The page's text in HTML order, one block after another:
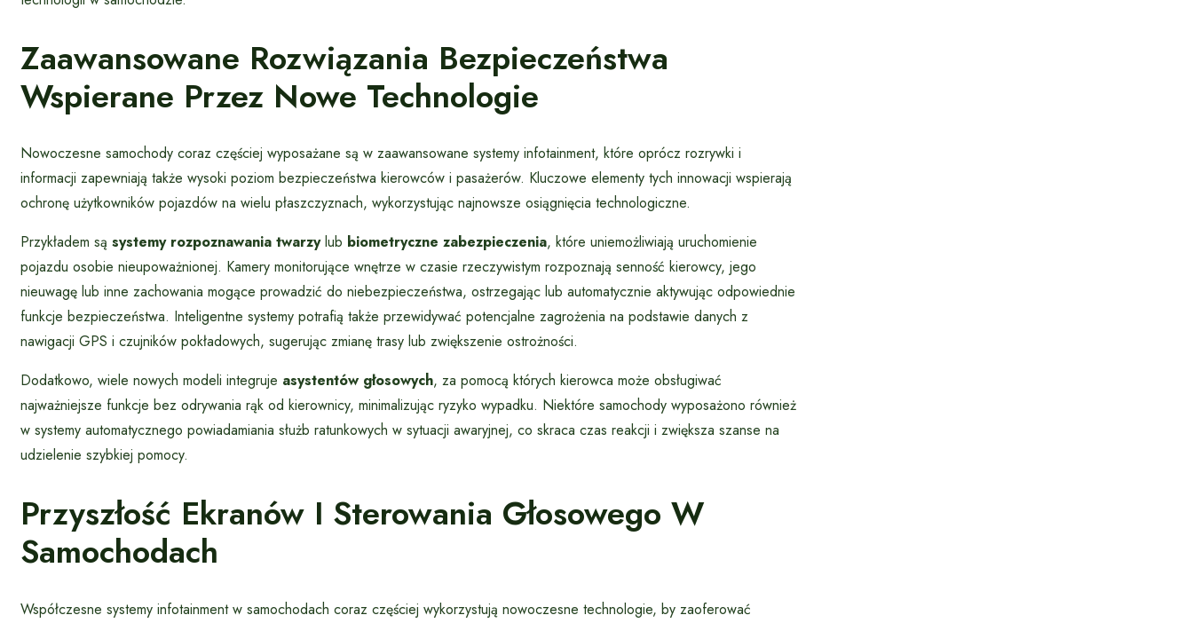
Zaawansowane Rozwiązania Bezpieczeństwa
Wspierane Przez Nowe Technologie
Nowoczesne samochody coraz częściej wyposażane są w zaawansowane systemy infotainment, które oprócz rozrywki i
informacji zapewniają także wysoki poziom bezpieczeństwa kierowców i pasażerów. Kluczowe elementy tych innowacji wspierają
ochronę użytkowników pojazdów na wielu płaszczyznach, wykorzystując najnowsze osiągnięcia technologiczne.
Przykładem są systemy rozpoznawania twarzylub biometryczne zabezpieczenia, które uniemożliwiają uruchomienie
pojazdu osobie nieupoważnionej. Kamery monitorujące wnętrze w czasie rzeczywistym rozpoznają senność kierowcy, jego
nieuwagę lub inne zachowania mogące prowadzić do niebezpieczeństwa, ostrzegając lub automatycznie aktywując odpowiednie
funkcje bezpieczeństwa. Inteligentne systemy potrafią także przewidywać potencjalne zagrożenia na podstawie danych z
nawigacji GPS i czujników pokładowych, sugerując zmianę trasy lub zwiększenie ostrożności.
Dodatkowo, wiele nowych modeli integruje asystentów głosowych, za pomocą których kierowca może obsługiwać
najważniejsze funkcje bez odrywania rąk od kierownicy, minimalizując ryzyko wypadku. Niektóre samochody wyposażono również
w systemy automatycznego powiadamiania służb ratunkowych w sytuacji awaryjnej, co skraca czas reakcji i zwiększa szanse na
udzielenie szybkiej pomocy.
Przyszłość Ekranów I Sterowania Głosowego W
Samochodach
Współczesne systemy infotainment w samochodach coraz częściej wykorzystują nowoczesne technologie, by zaoferować